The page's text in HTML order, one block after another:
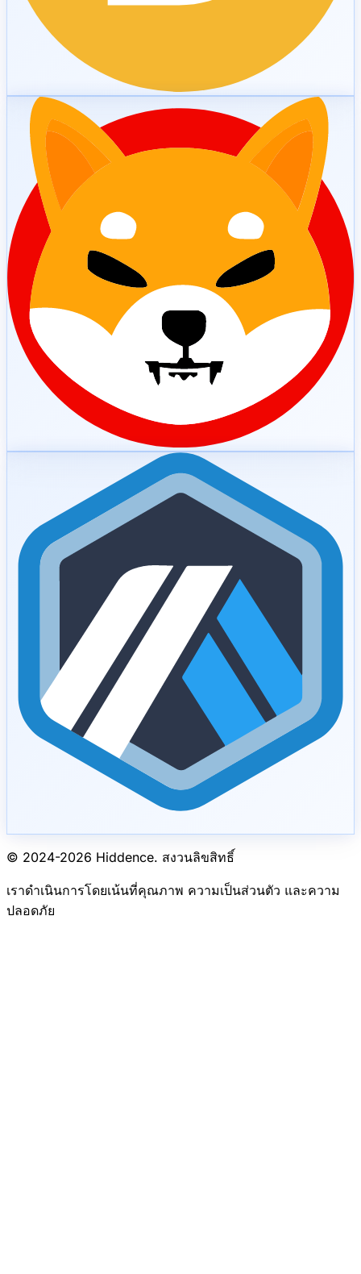
© 2024-2026 Hiddence. สงวนลิขสิทธิ์
เราดำเนินการโดยเน้นที่คุณภาพ ความเป็นส่วนตัว และความ
ปลอดภัย